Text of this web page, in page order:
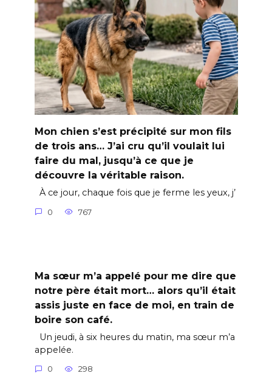
Mon chien s’est précipité sur mon fils
de trois ans… J’ai cru qu’il voulait lui
faire du mal, jusqu’à ce que je
découvre la véritable raison.
À ce jour, chaque fois que je ferme les yeux, j’
0 767
Ma sœur m’a appelé pour me dire que
notre père était mort… alors qu’il était
assis juste en face de moi, en train de
boire son café.
Un jeudi, à six heures du matin, ma sœur m’a
appelée.
0 298